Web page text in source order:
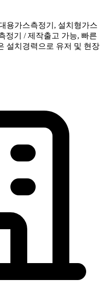
용가스측정기, 설치형가스
정기 / 제작출고 가능, 빠른
설치경력으로 유저 및 현장